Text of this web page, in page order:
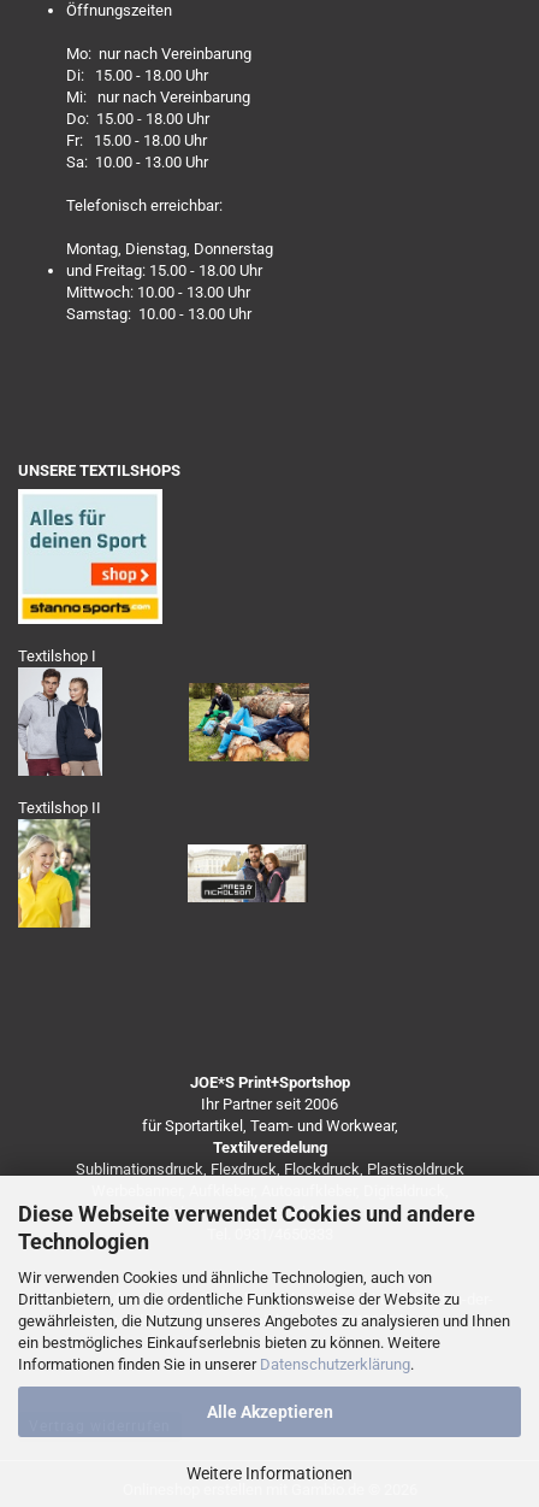
Diese Webseite verwendet Cookies und andere
Technologien
Wir verwenden Cookies und ähnliche Technologien, auch von
Drittanbietern, um die ordentliche Funktionsweise der Website zu
gewährleisten, die Nutzung unseres Angebotes zu analysieren und Ihnen
ein bestmögliches Einkaufserlebnis bieten zu können. Weitere
Informationen finden Sie in unserer Datenschutzerklärung.
Alle Akzeptieren
Weitere Informationen
Öffnungszeiten
Mo: nur nach Vereinbarung
Di: 15.00 - 18.00 Uhr
Mi: nur nach Vereinbarung
Do: 15.00 - 18.00 Uhr
Fr: 15.00 - 18.00 Uhr
Sa: 10.00 - 13.00 Uhr
Telefonisch erreichbar:
Montag, Dienstag, Donnerstag
und Freitag: 15.00 - 18.00 Uhr
Mittwoch: 10.00 - 13.00 Uhr
Samstag: 10.00 - 13.00 Uhr
UNSERE TEXTILSHOPS
Textilshop I
Textilshop II
JOE*S Print+Sportshop
Ihr Partner seit 2006
für Sportartikel, Team- und Workwear,
Textilveredelung
Sublimationsdruck, Flexdruck, Flockdruck, Plastisoldruck
Besticken von Arbeitsbekleidung u.v.m.
https://de.freepik.com/fotos-kostenlos/coronavirus-infektion-der-
vorderansicht-mit-speicherplatz_7248138.htm